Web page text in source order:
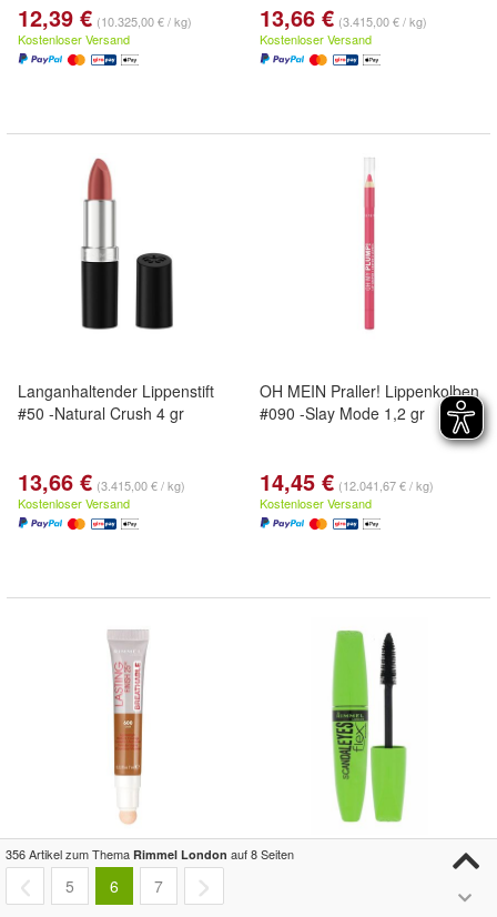
12,39 € (10.325,00 € / kg)
Kostenloser Versand
13,66 € (3.415,00 € / kg)
Kostenloser Versand
Langanhaltender Lippenstift
#50 -Natural Crush 4 gr
13,66 € (3.415,00 € / kg)
Kostenloser Versand
OH MEIN Praller! Lippenkolben
#090 -Slay Mode 1,2 gr
14,45 € (12.041,67 € / kg)
Kostenloser Versand
Lasting Finish Natural Medium
Coverage Cream Concealer
600 Dark 7 ml
Scandaleyes LYCRA FLEX
356 Artikel zum Thema Rimmel London auf 8 Seiten
5 6 7